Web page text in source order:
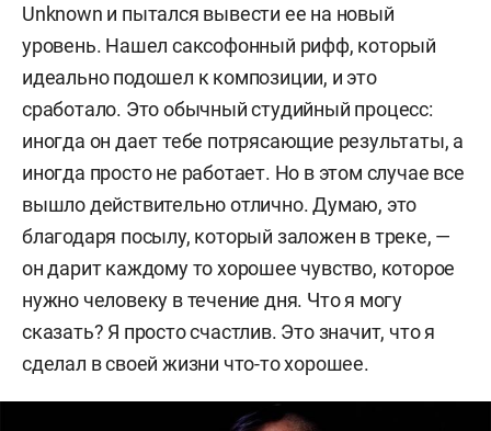
Unknown и пытался вывести ее на новый
уровень. Нашел саксофонный рифф, который
идеально подошел к композиции, и это
сработало. Это обычный студийный процесс:
иногда он дает тебе потрясающие результаты, а
иногда просто не работает. Но в этом случае все
вышло действительно отлично. Думаю, это
благодаря посылу, который заложен в треке, —
он дарит каждому то хорошее чувство, которое
нужно человеку в течение дня. Что я могу
сказать? Я просто счастлив. Это значит, что я
сделал в своей жизни что-то хорошее.